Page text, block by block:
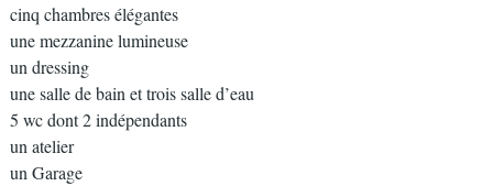
cinq chambres élégantes
une mezzanine lumineuse
un dressing
une salle de bain et trois salle d’eau
5 wc dont 2 indépendants
un atelier
un Garage